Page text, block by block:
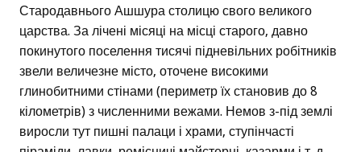
Стародавнього Ашшура столицю свого великого
царства. За лічені місяці на місці старого, давно
покинутого поселення тисячі підневільних робітників
звели величезне місто, оточене високими
глинобитними стінами (периметр їх становив до 8
кілометрів) з численними вежами. Немов з-під землі
виросли тут пишні палаци і храми, ступінчасті